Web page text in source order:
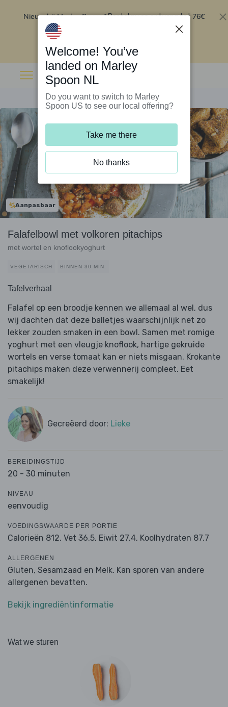
Nieuw bij Marley Spoon?Bestel nu en ontvang tot 76€
Aanpasbaar
Falafelbowl met volkoren pitachips
met wortel en knoflookyoghurt
VEGETARISCH BINNEN 30 MIN.
Tafelverhaal
Falafel op een broodje kennen we allemaal al wel, dus
wij dachten dat deze balletjes waarschijnlijk net zo
lekker zouden smaken in een bowl. Samen met romige
yoghurt met een vleugje knoflook, hartige gekruide
wortels en verse tomaat kan er niets misgaan. Krokante
pitachips maken deze verwennerij compleet. Eet
smakelijk!
Gecreëerd door: Lieke
BEREIDINGSTIJD
20 - 30 minuten
NIVEAU
eenvoudig
VOEDINGSWAARDE PER PORTIE
Calorieën 812, Vet 36.5, Eiwit 27.4, Koolhydraten 87.7
ALLERGENEN
Gluten, Sesamzaad en Melk. Kan sporen van andere
allergenen bevatten.
Bekijk ingrediëntinformatie
Wat we sturen
Welcome! You’ve
landed on Marley
Spoon NL
Do you want to switch to Marley
Spoon US to see our local offering?
Take me there
No thanks